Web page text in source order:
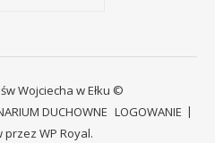
Wojciecha w Ełku ©
DUCHOWNE LOGOWANIE
przez WP Royal.